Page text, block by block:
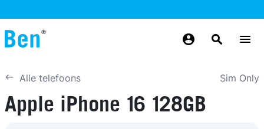
Alle telefoons Sim Only
Apple iPhone 16 128GB